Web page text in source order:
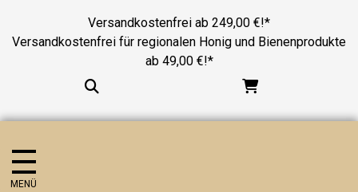
Versandkostenfrei ab 249,00 €!*
Versandkostenfrei für regionalen Honig und Bienenprodukte
ab 49,00 €!*
MENÜ